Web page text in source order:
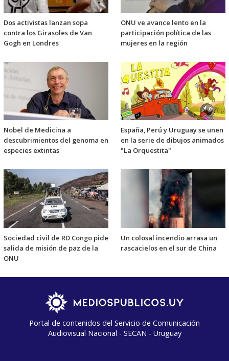
Dos activistas lanzan sopa
contra los Girasoles de Van
Gogh en Londres
ONU ve avance lento en la
participación política de las
mujeres en la región
Nobel de Medicina a
descubrimientos del genoma en
especies extintas
España, Perú y Uruguay se unen
en la serie de dibujos animados
"La Orquestita"
Sociedad civil de RD Congo pide
salida de misión de paz de la
ONU
Un colosal incendio arrasa un
rascacielos en el sur de China
Portal de contenidos del Servicio de Comunicación
Audiovisual Nacional - SECAN - Uruguay